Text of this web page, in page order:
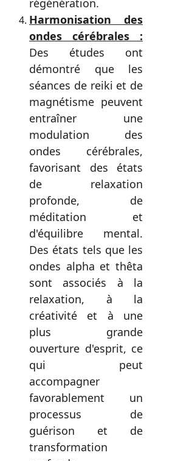
régénération.
Harmonisation des
ondes cérébrales :
Des études ont
démontré que les
séances de reiki et de
magnétisme peuvent
entraîner une
modulation des
ondes cérébrales,
favorisant des états
de relaxation
profonde, de
méditation et
d'équilibre mental.
Des états tels que les
ondes alpha et thêta
sont associés à la
relaxation, à la
créativité et à une
plus grande
ouverture d'esprit, ce
qui peut
accompagner
favorablement un
processus de
guérison et de
transformation